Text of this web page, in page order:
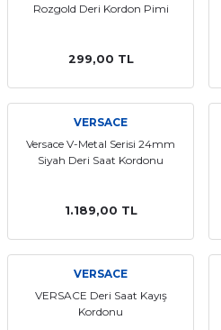
Rozgold Deri Kordon Pimi
299,00 TL
VERSACE
Versace V-Metal Serisi 24mm
Siyah Deri Saat Kordonu
1.189,00 TL
VERSACE
VERSACE Deri Saat Kayış
Kordonu